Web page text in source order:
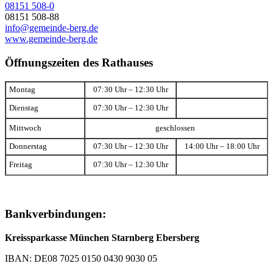
08151 508-0
08151 508-88
info@gemeinde-berg.de
www.gemeinde-berg.de
Öffnungszeiten des Rathauses
Montag 07:30 Uhr – 12:30 Uhr
Dienstag 07:30 Uhr – 12:30 Uhr
Mittwoch geschlossen
Donnerstag 07:30 Uhr – 12:30 Uhr 14:00 Uhr – 18:00 Uhr
Freitag 07:30 Uhr – 12:30 Uhr
Bankverbindungen:
Kreissparkasse München Starnberg Ebersberg
IBAN: DE08 7025 0150 0430 9030 05